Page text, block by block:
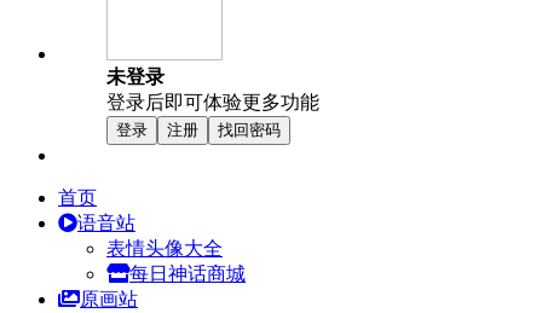
未登录
登录后即可体验更多功能
登录 注册 找回密码
首页
语音站
表情头像大全
每日神话商城
原画站